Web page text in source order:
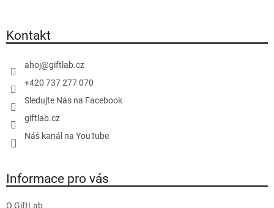
Kontakt
ahoj@giftlab.cz
+420 737 277 070
Sledujte Nás na Facebook
giftlab.cz
Náš kanál na YouTube
Informace pro vás
O GiftLab